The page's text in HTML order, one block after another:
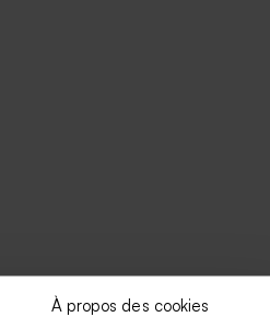
À propos des cookies